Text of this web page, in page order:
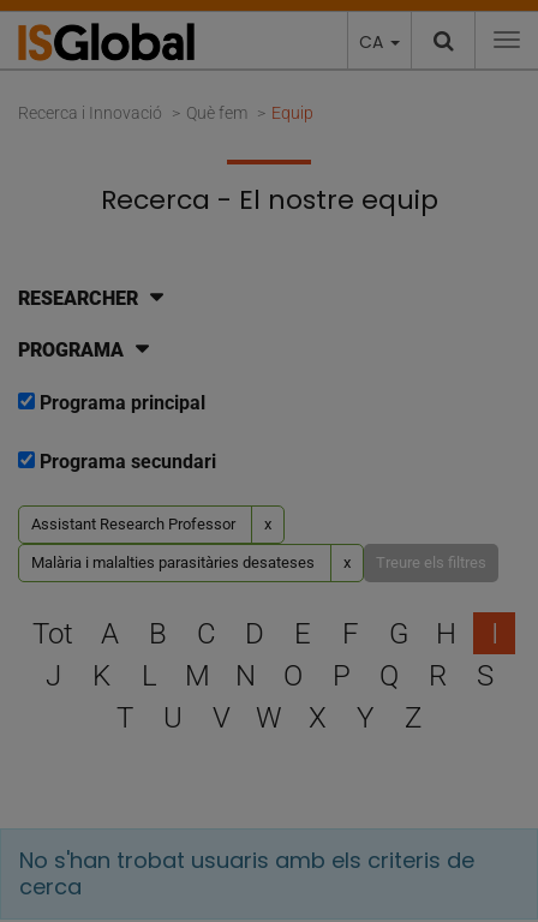
CA
Recerca i Innovació Què fem Equip
Recerca - El nostre equip
RESEARCHER
PROGRAMA
Programa principal
Programa secundari
Assistant Research Professor x
Malària i malalties parasitàries desateses x Treure els filtres
Escull una lletra per filtrar
Tot A B C D E F G H
I
J
K L M N O P Q R
S
T
U V W X Y Z
No s'han trobat usuaris amb els criteris de
cerca